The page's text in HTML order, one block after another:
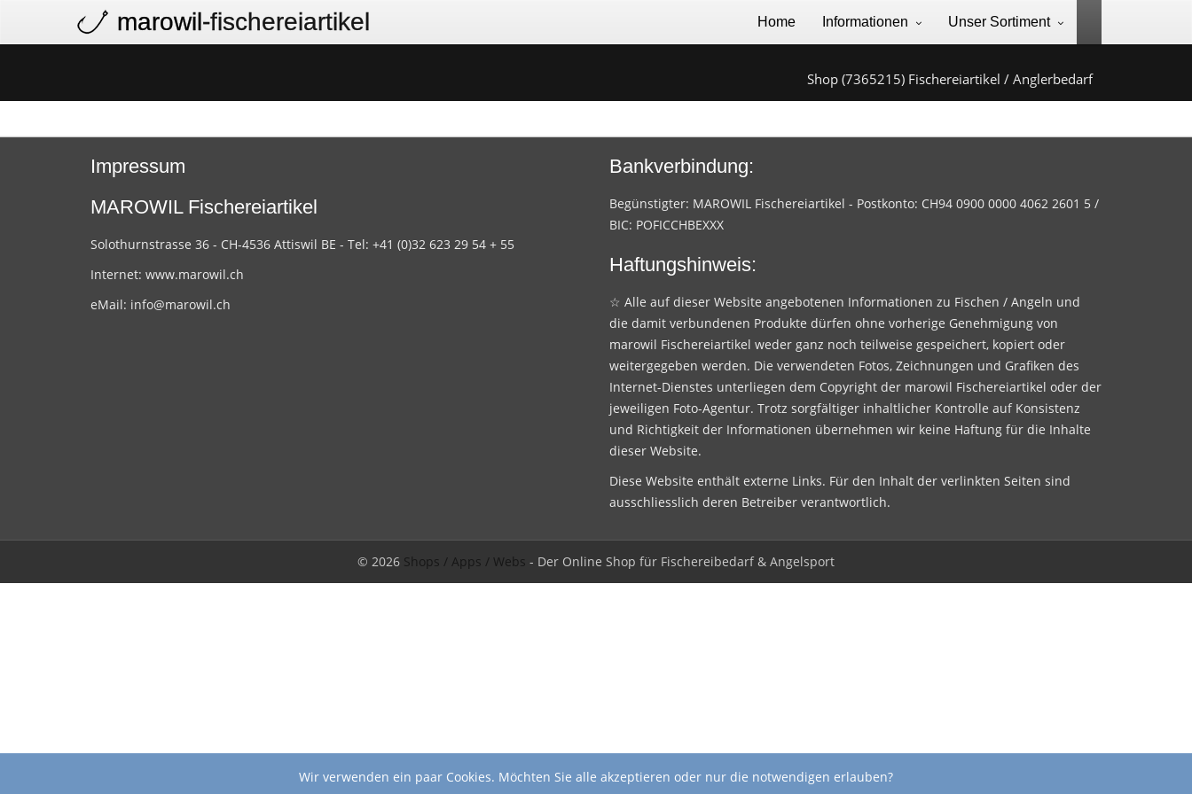
marowil-fischereiartikel Home Informationen Unser Sortiment
Shop (7365215) Fischereiartikel / Anglerbedarf
Impressum
MAROWIL Fischereiartikel
Solothurnstrasse 36 - CH-4536 Attiswil BE - Tel: +41 (0)32 623 29 54 + 55
Internet: www.marowil.ch
eMail: info@marowil.ch
Bankverbindung:
Begünstigter: MAROWIL Fischereiartikel - Postkonto: CH94 0900 0000 4062 2601 5 /
BIC: POFICCHBEXXX
Haftungshinweis:
☆ Alle auf dieser Website angebotenen Informationen zu Fischen / Angeln und
die damit verbundenen Produkte dürfen ohne vorherige Genehmigung von
marowil Fischereiartikel weder ganz noch teilweise gespeichert, kopiert oder
weitergegeben werden. Die verwendeten Fotos, Zeichnungen und Grafiken des
Internet-Dienstes unterliegen dem Copyright der marowil Fischereiartikel oder der
jeweiligen Foto-Agentur. Trotz sorgfältiger inhaltlicher Kontrolle auf Konsistenz
und Richtigkeit der Informationen übernehmen wir keine Haftung für die Inhalte
dieser Website.
Diese Website enthält externe Links. Für den Inhalt der verlinkten Seiten sind
ausschliesslich deren Betreiber verantwortlich.
© 2026 Shops / Apps / Webs - Der Online Shop für Fischereibedarf & Angelsport
Wir verwenden ein paar Cookies. Möchten Sie alle akzeptieren oder nur die notwendigen erlauben?